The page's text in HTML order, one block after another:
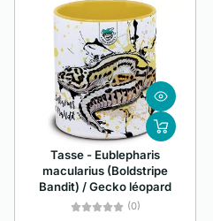
Tasse - Eublepharis
macularius (Boldstripe
Bandit) / Gecko léopard
(0)